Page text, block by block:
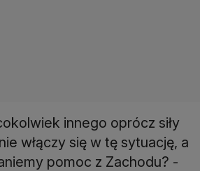
innego oprócz siły
włączy się w tę sytuację, a
pomoc z Zachodu? -